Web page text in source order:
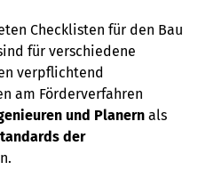
Checklisten für den Bau
für verschiedene
verpflichtend
am Förderverfahren
und Planern als
der